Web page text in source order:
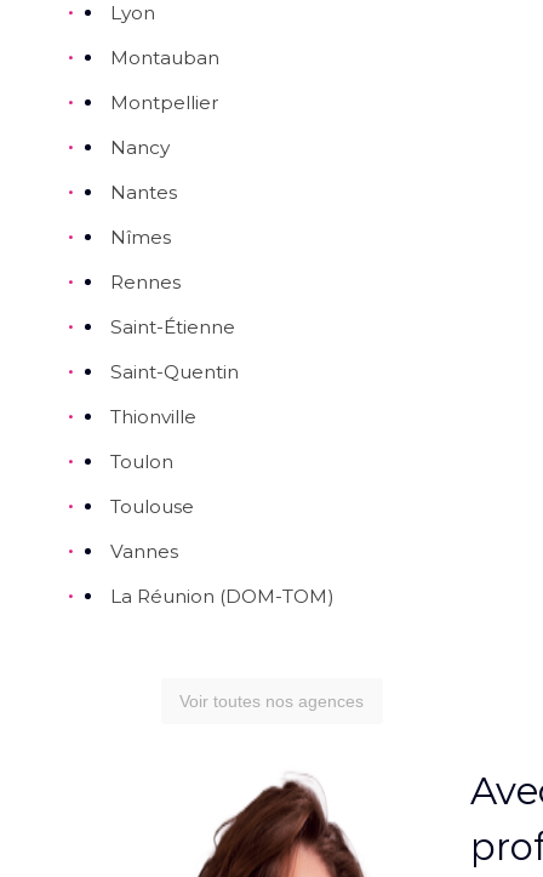
Lyon
Montauban
Montpellier
Nancy
Nantes
Nîmes
Rennes
Saint-Étienne
Saint-Quentin
Thionville
Toulon
Toulouse
Vannes
La Réunion (DOM-TOM)
Voir toutes nos agences